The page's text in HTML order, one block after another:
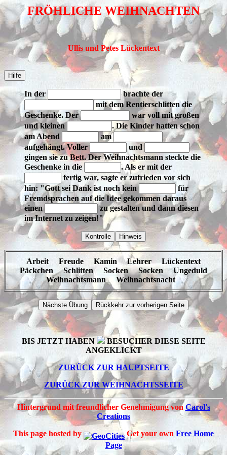
FRÖHLICHE WEIHNACHTEN
Ullis und Petes Lückentext
In der
brachte der
mit dem Rentierschlitten die
Geschenke. Der
war voll mit großen
und kleinen
. Die Kinder hatten schon
am Abend
am
aufgehängt. Voller
und
gingen sie zu Bett. Der Weihnachtsmann steckte die
Geschenke in die
. Als er mit der
fertig war, sagte er zufrieden vor sich
hin: "Gott sei Dank ist noch kein
für
Fremdsprachen auf die Idee gekommen daraus
einen
zu gestalten und dann diesen
im Internet zu zeigen!"
Arbeit Freude Kamin Lehrer Lückentext
Päckchen Schlitten Socken Socken Ungeduld
Weihnachtsmann Weihnachtsnacht
BIS JETZT HABEN
BESUCHER DIESE SEITE
ANGEKLICKT
ZURÜCK ZUR HAUPTSEITE
ZURÜCK ZUR WEIHNACHTSSEITE
Hintergrund mit freundlicher Genehmigung von Carol's
Creations
This page hosted by
Get your own Free Home
Page